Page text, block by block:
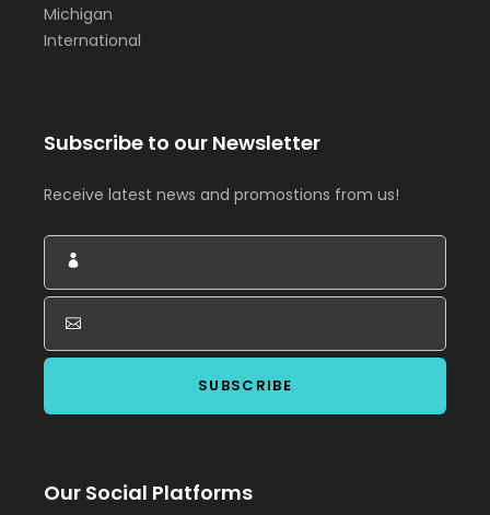
Michigan
International
Subscribe to our Newsletter
Receive latest news and promostions from us!
Our Social Platforms